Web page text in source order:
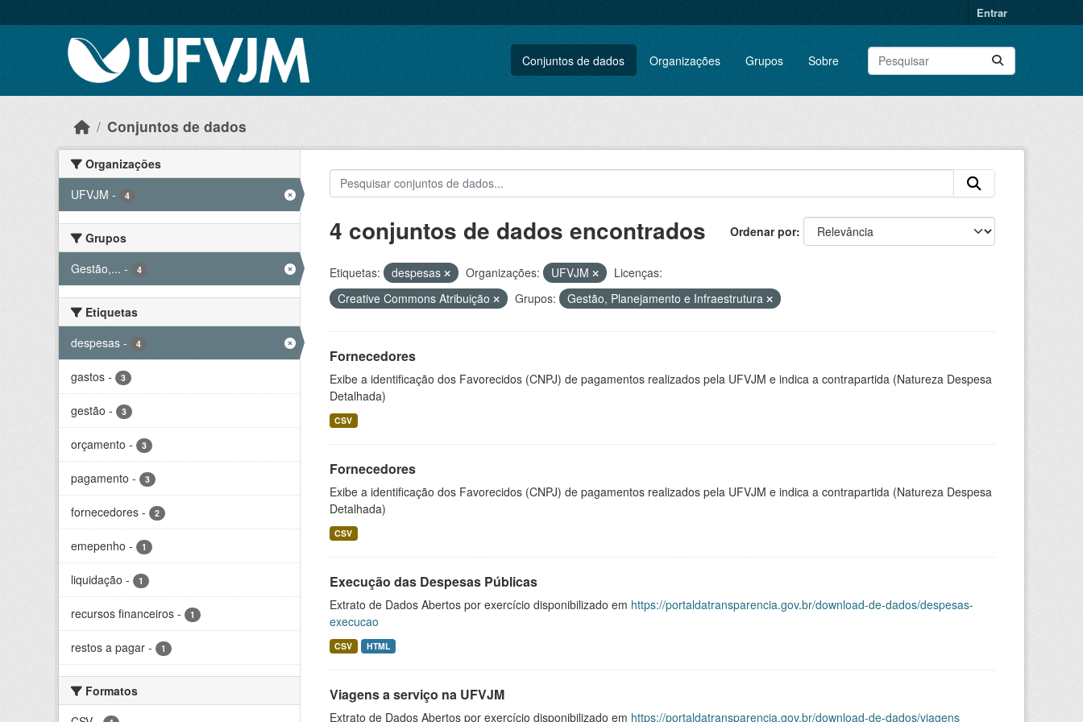
Entrar
Conjuntos de dados Organizações Grupos Sobre
Conjuntos de dados
Organizações
UFVJM - 4
Grupos
Gestão,... - 4
Etiquetas
despesas - 4
gastos - 3
gestão - 3
orçamento - 3
pagamento - 3
fornecedores - 2
emepenho - 1
liquidação - 1
recursos financeiros - 1
restos a pagar - 1
Formatos
Ordenar por
4 conjuntos de dados encontrados
Etiquetas: despesas Organizações: UFVJM
Licenças:
Creative Commons Atribuição
Grupos: Gestão, Planejamento e Infraestrutura
Fornecedores
Exibe a identificação dos Favorecidos (CNPJ) de pagamentos realizados pela UFVJM e indica a contrapartida (Natureza Despesa
Detalhada)
CSV
Fornecedores
Exibe a identificação dos Favorecidos (CNPJ) de pagamentos realizados pela UFVJM e indica a contrapartida (Natureza Despesa
Detalhada)
CSV
Execução das Despesas Públicas
Extrato de Dados Abertos por exercício disponibilizado em https://portaldatransparencia.gov.br/download-de-dados/despesas-
execucao
CSV HTML
Viagens a serviço na UFVJM
Extrato de Dados Abertos por exercício disponibilizado em https://portaldatransparencia.gov.br/download-de-dados/viagens